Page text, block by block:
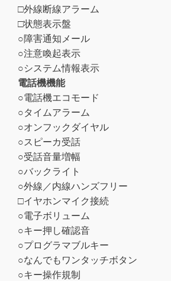
□外線断線アラーム
□状態表示盤
○障害通知メール
○注意喚起表示
○システム情報表示
電話機機能
○電話機エコモード
○タイムアラーム
○オンフックダイヤル
○スピーカ受話
○受話音量増幅
○バックライト
○外線／内線ハンズフリー
□イヤホンマイク接続
○電子ボリューム
○キー押し確認音
○プログラマブルキー
○なんでもワンタッチボタン
○キー操作規制